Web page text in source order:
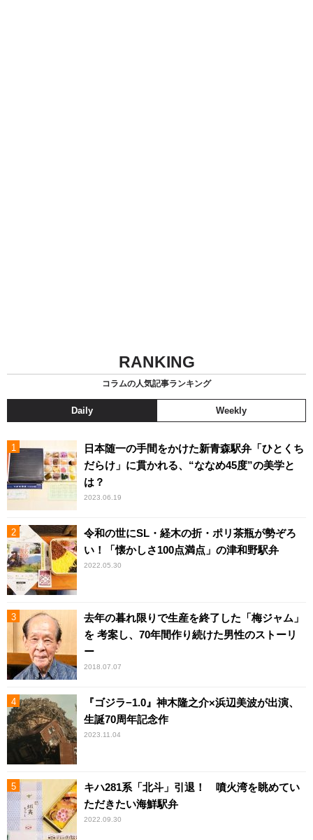
RANKING
コラムの人気記事ランキング
Daily Weekly
日本随一の手間をかけた新青森駅弁「ひとくち
だらけ」に貫かれる、“ななめ45度”の美学と
は？
2023.06.19
令和の世にSL・経木の折・ポリ茶瓶が勢ぞろ
い！「懐かしさ100点満点」の津和野駅弁
2022.05.30
去年の暮れ限りで生産を終了した「梅ジャム」
を 考案し、70年間作り続けた男性のストーリ
ー
2018.07.07
『ゴジラ−1.0』神木隆之介×浜辺美波が出演、
生誕70周年記念作
2023.11.04
キハ281系「北斗」引退！ 噴火湾を眺めてい
ただきたい海鮮駅弁
2022.09.30